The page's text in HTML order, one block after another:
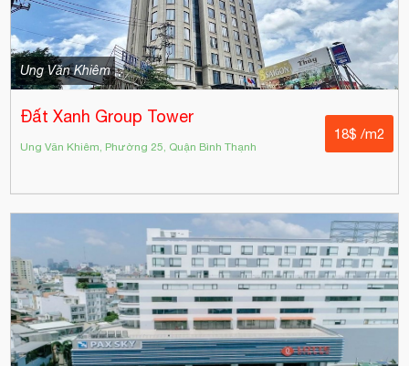
Ung Văn Khiêm
Đất Xanh Group Tower
Ung Văn Khiêm, Phường 25, Quận Bình Thạnh
18$ /m2